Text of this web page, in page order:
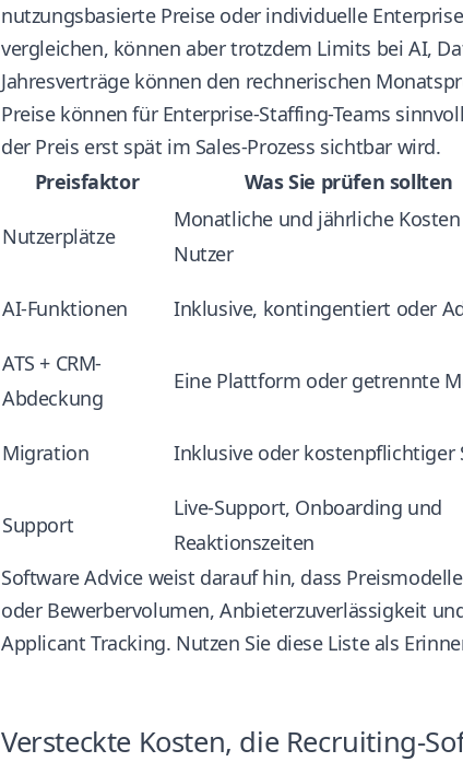
nutzungsbasierte Preise oder individuelle
vergleichen, können aber trotzdem Limits bei AI,
Jahresverträge können den rechnerischen
Preise können für Enterprise-Staffing-Teams
der Preis erst spät im Sales-Prozess sichtbar wird.
Preisfaktor
Was Sie prüfen sollten
Nutzerplätze
Monatliche und jährliche
Nutzer
AI-Funktionen Inklusive, kontingentiert oder
ATS + CRM-
Abdeckung
Eine Plattform oder getrennte
Migration Inklusive oder kostenpflichtiger
Support
Live-Support, Onboarding und
Reaktionszeiten
Software Advice weist darauf hin, dass
oder Bewerbervolumen, Anbieterzuverlässigkeit
Applicant Tracking. Nutzen Sie diese Liste als
Versteckte Kosten, die Recruiting-